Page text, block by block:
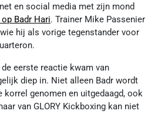
en social media met zijn mond
Badr Hari. Trainer Mike Passenier
hij als vorige tegenstander voor
eerste reactie kwam van
diep in. Niet alleen Badr wordt
genomen en uitgedaagd, ook
van GLORY Kickboxing kan niet